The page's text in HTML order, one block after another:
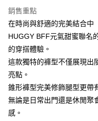
2.基於同意付款使用「大哥付
資料（包含姓名、電話或地址
由本公司與您本人進行分期帳
3.完整用戶服務條款，請詳閱
宅配
每筆NT$100，滿NT$3,000(
銷售重點
在時尚與舒適的完美結合中
HUGGY BFF元氣甜蜜聯名
的穿搭體驗。
這款獨特的褲型不僅展現出
亮點。
錐形褲型完美修飾腿型更帶
無論是日常出門還是休閒聚
感。